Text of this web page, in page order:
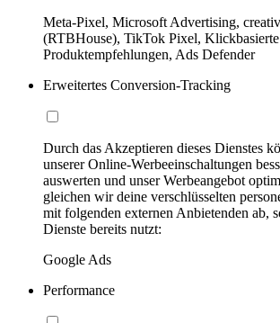
Meta-Pixel, Microsoft Advertising,
(RTBHouse), TikTok Pixel, Klickbasierte
Produktempfehlungen, Ads Defender
Erweitertes Conversion-Tracking
Durch das Akzeptieren dieses Dienstes
unserer Online-Werbeeinschaltungen
auswerten und unser Werbeangebot
gleichen wir deine verschlüsselten
mit folgenden externen Anbietenden ab,
Dienste bereits nutzt:
Google Ads
Performance